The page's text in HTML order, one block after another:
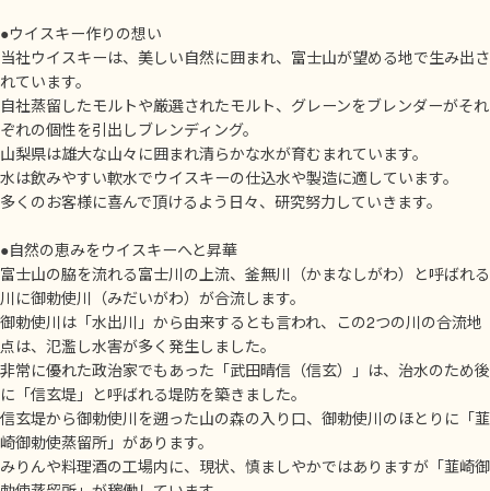
●ウイスキー作りの想い
当社ウイスキーは、美しい自然に囲まれ、富士山が望める地で生み出さ
れています。
自社蒸留したモルトや厳選されたモルト、グレーンをブレンダーがそれ
ぞれの個性を引出しブレンディング。
山梨県は雄大な山々に囲まれ清らかな水が育むまれています。
水は飲みやすい軟水でウイスキーの仕込水や製造に適しています。
多くのお客様に喜んで頂けるよう日々、研究努力していきます。
●自然の恵みをウイスキーへと昇華
富士山の脇を流れる富士川の上流、釜無川（かまなしがわ）と呼ばれる
川に御勅使川（みだいがわ）が合流します。
御勅使川は「水出川」から由来するとも言われ、この2つの川の合流地
点は、氾濫し水害が多く発生しました。
非常に優れた政治家でもあった「武田晴信（信玄）」は、治水のため後
に「信玄堤」と呼ばれる堤防を築きました。
信玄堤から御勅使川を遡った山の森の入り口、御勅使川のほとりに「韮
崎御勅使蒸留所」があります。
みりんや料理酒の工場内に、現状、慎ましやかではありますが「韮崎御